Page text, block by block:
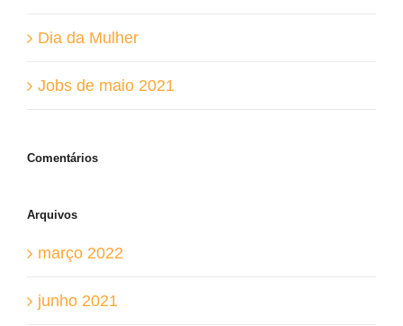
Dia da Mulher
Jobs de maio 2021
Comentários
Arquivos
março 2022
junho 2021